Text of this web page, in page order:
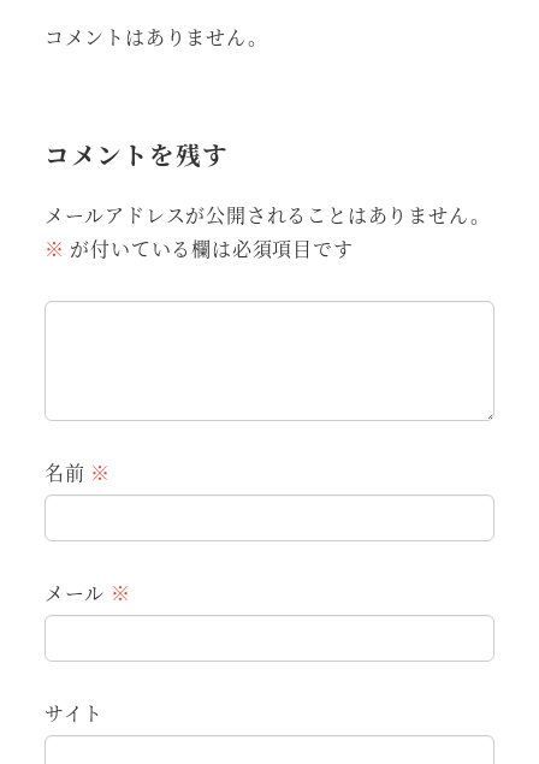
コメントはありません。
コメントを残す
メールアドレスが公開されることはありません。
※ が付いている欄は必須項目です
名前 ※
メール ※
サイト